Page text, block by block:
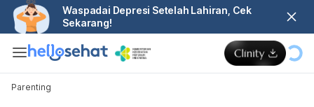
Waspadai Depresi Setelah Lahiran, Cek
Sekarang!
Parenting